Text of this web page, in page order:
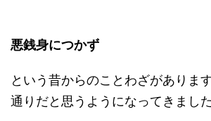
悪銭身につかず
という昔からのことわざがありま
通りだと思うようになってきました